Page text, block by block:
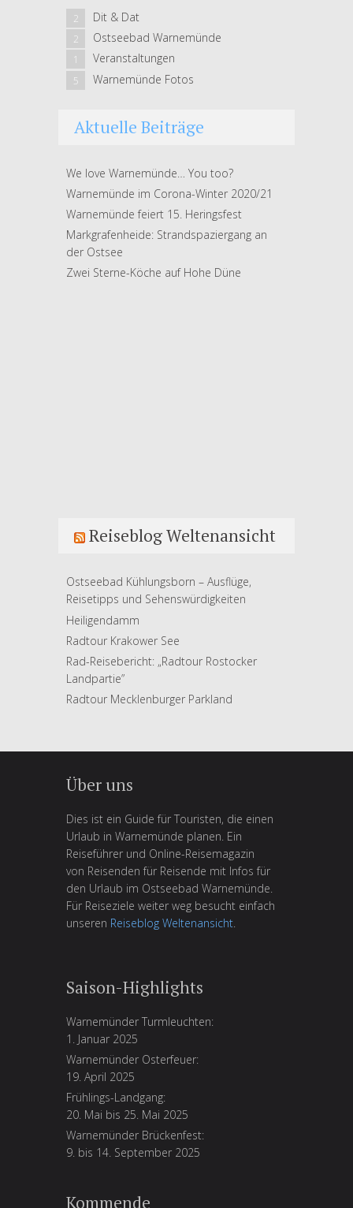
Dit & Dat
2
Ostseebad Warnemünde
2
Veranstaltungen
1
Warnemünde Fotos
5
Aktuelle Beiträge
We love Warnemünde… You too?
Warnemünde im Corona-Winter 2020/21
Warnemünde feiert 15. Heringsfest
Markgrafenheide: Strandspaziergang an
der Ostsee
Zwei Sterne-Köche auf Hohe Düne
Reiseblog Weltenansicht
Ostseebad Kühlungsborn – Ausflüge,
Reisetipps und Sehenswürdigkeiten
Heiligendamm
Radtour Krakower See
Rad-Reisebericht: „Radtour Rostocker
Landpartie”
Radtour Mecklenburger Parkland
Über uns
Dies ist ein Guide für Touristen, die einen
Urlaub in Warnemünde planen. Ein
Reiseführer und Online-Reisemagazin
von Reisenden für Reisende mit Infos für
den Urlaub im Ostseebad Warnemünde.
Für Reiseziele weiter weg besucht einfach
unseren Reiseblog Weltenansicht.
Saison-Highlights
Warnemünder Turmleuchten:
1. Januar 2025
Warnemünder Osterfeuer:
19. April 2025
Frühlings-Landgang:
20. Mai bis 25. Mai 2025
Warnemünder Brückenfest:
9. bis 14. September 2025
Kommende